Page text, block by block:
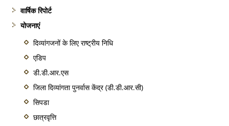
वार्षिक रिपोर्ट
योजनाएं
दिव्यांगजनों के लिए राष्ट्रीय निधि
एडिप
डी.डी.आर.एस
जिला दिव्यांगता पुनर्वास केंद्र (डी.डी.आर.सी)
सिपडा
छात्रवृत्ति